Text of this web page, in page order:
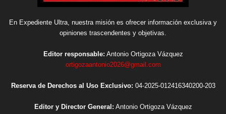
En Expediente Ultra, nuestra misión es ofrecer información exclusiva y
opiniones trascendentes y objetivas.
Editor responsable: Antonio Ortigoza Vázquez
ortigozaantonio2026@gmail.com
Reserva de Derechos al Uso Exclusivo: 04-2025-012416340200-203
Editor y Director General: Antonio Ortigoza Vázquez